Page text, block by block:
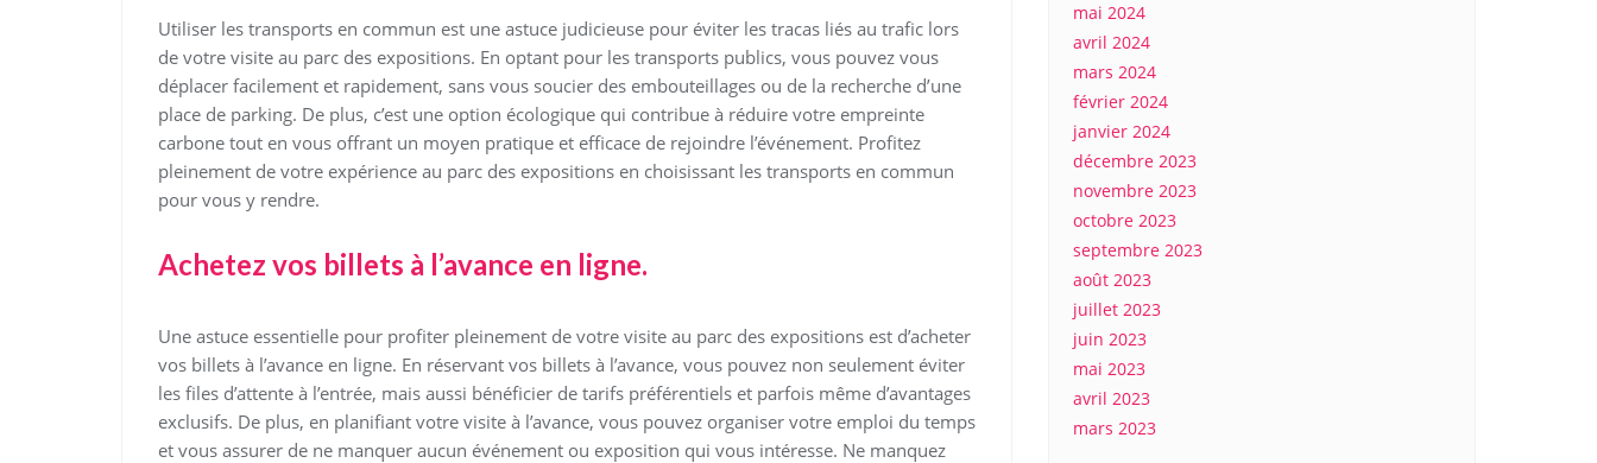
Utiliser les transports en commun est une astuce judicieuse pour éviter les tracas liés au trafic lors
de votre visite au parc des expositions. En optant pour les transports publics, vous pouvez vous
déplacer facilement et rapidement, sans vous soucier des embouteillages ou de la recherche d’une
place de parking. De plus, c’est une option écologique qui contribue à réduire votre empreinte
carbone tout en vous offrant un moyen pratique et efficace de rejoindre l’événement. Profitez
pleinement de votre expérience au parc des expositions en choisissant les transports en commun
pour vous y rendre.
Achetez vos billets à l’avance en ligne.
Une astuce essentielle pour profiter pleinement de votre visite au parc des expositions est d’acheter
vos billets à l’avance en ligne. En réservant vos billets à l’avance, vous pouvez non seulement éviter
les files d’attente à l’entrée, mais aussi bénéficier de tarifs préférentiels et parfois même d’avantages
exclusifs. De plus, en planifiant votre visite à l’avance, vous pouvez organiser votre emploi du temps
et vous assurer de ne manquer aucun événement ou exposition qui vous intéresse. Ne manquez
mai 2024
avril 2024
mars 2024
février 2024
janvier 2024
décembre 2023
novembre 2023
octobre 2023
septembre 2023
août 2023
juillet 2023
juin 2023
mai 2023
avril 2023
mars 2023